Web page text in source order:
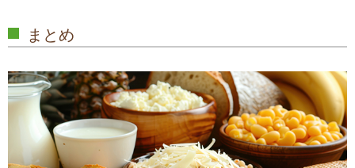
まとめ